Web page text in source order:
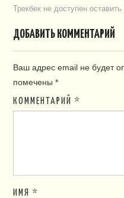
Трекбек не доступен
ДОБАВИТЬ КОММЕНТАРИЙ
Ваш адрес email не будет
помечены*
КОММЕНТАРИЙ*
ИМЯ*